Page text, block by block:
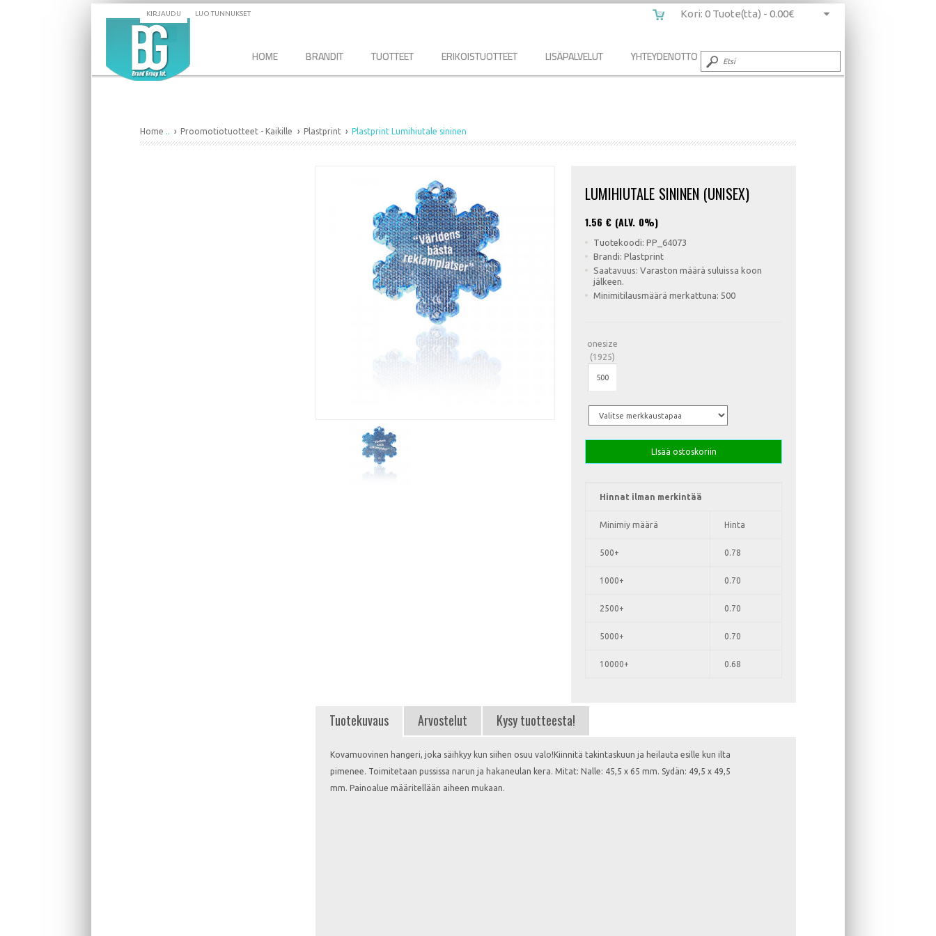
HOME BRANDIT TUOTTEET ERIKOISTUOTTEET LISÄPALVELUT YHTEYDENOTTO
KIRJAUDU LUO TUNNUKSET Kori: 0 Tuote(tta) - 0.00€
Home .. Proomotiotuotteet - Kaikille Plastprint Plastprint Lumihiutale sininen
LUMIHIUTALE SININEN (UNISEX)
1.56 € (ALV. 0%)
Tuotekoodi: PP_64073
Brandi: Plastprint
Saatavuus: Varaston määrä suluissa koon
jälkeen.
Minimitilausmäärä merkattuna: 500
onesize
(1925)
LIsää ostoskoriin
Hinnat ilman merkintää
Minimiy määrä Hinta
500+ 0.78
1000+ 0.70
2500+ 0.70
5000+ 0.70
10000+ 0.68
Tuotekuvaus Arvostelut Kysy tuotteesta!
Kovamuovinen hangeri, joka säihkyy kun siihen osuu valo!Kiinnitä takintaskuun ja heilauta esille kun ilta
pimenee. Toimitetaan pussissa narun ja hakaneulan kera. Mitat: Nalle: 45,5 x 65 mm. Sydän: 49,5 x 49,5
mm. Painoalue määritellään aiheen mukaan.